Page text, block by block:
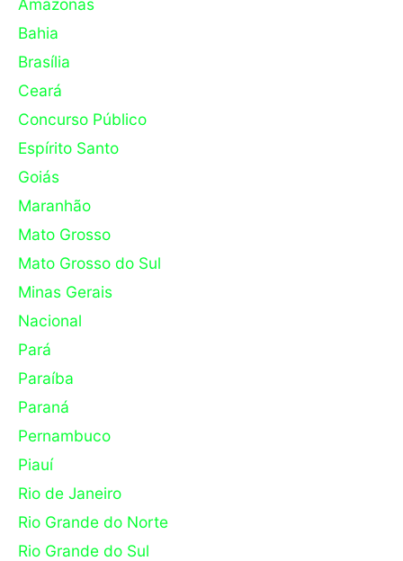
Amazonas
Bahia
Brasília
Ceará
Concurso Público
Espírito Santo
Goiás
Maranhão
Mato Grosso
Mato Grosso do Sul
Minas Gerais
Nacional
Pará
Paraíba
Paraná
Pernambuco
Piauí
Rio de Janeiro
Rio Grande do Norte
Rio Grande do Sul